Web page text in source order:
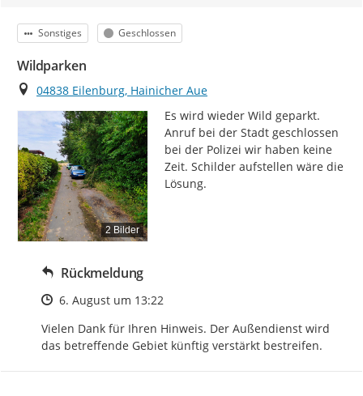
Kategorie
Sonstiges Status
Geschlossen
Wildparken
Ort
04838 Eilenburg, Hainicher Aue
2 Bilder
Es wird wieder Wild geparkt.
Anruf bei der Stadt geschlossen
bei der Polizei wir haben keine
Zeit. Schilder aufstellen wäre die
Lösung.
Rückmeldung
Zeitpunkt des Erstellens
6. August um 13:22
Vielen Dank für Ihren Hinweis. Der Außendienst wird
das betreffende Gebiet künftig verstärkt bestreifen.